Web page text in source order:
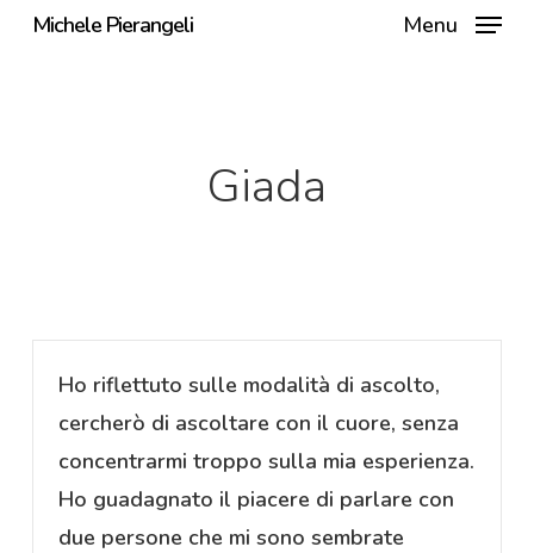
SkipMichele Pierangeli Menu
Giada
Ho riflettuto sulle modalità di ascolto,
cercherò di ascoltare con il cuore, senza
concentrarmi troppo sulla mia esperienza.
Ho guadagnato il piacere di parlare con
due persone che mi sono sembrate